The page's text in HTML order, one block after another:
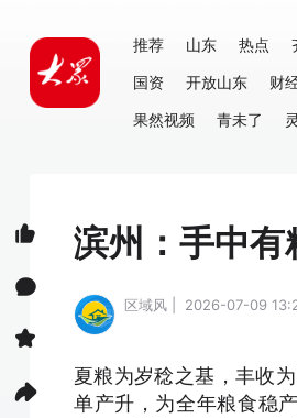
推荐 山东 热点
国资
开放山东 财
果然视频
青未了
滨州：手中
区域风 | 2026-07-09
夏粮为岁稔之基，丰收
单产升，为全年粮食稳